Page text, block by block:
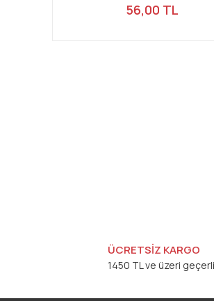
56,00 TL
ÜCRETSİZ KARGO
1450 TL ve üzeri